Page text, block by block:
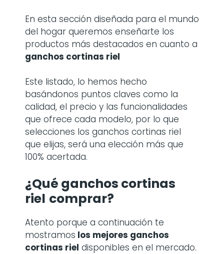
En esta sección diseñada para el mundo
del hogar queremos enseñarte los
productos más destacados en cuanto a
ganchos cortinas riel
Este listado, lo hemos hecho
basándonos puntos claves como la
calidad, el precio y las funcionalidades
que ofrece cada modelo, por lo que
selecciones los ganchos cortinas riel
que elijas, será una elección más que
100% acertada.
¿Qué ganchos cortinas
riel comprar?
Atento porque a continuación te
mostramos los mejores ganchos
cortinas riel disponibles en el mercado.